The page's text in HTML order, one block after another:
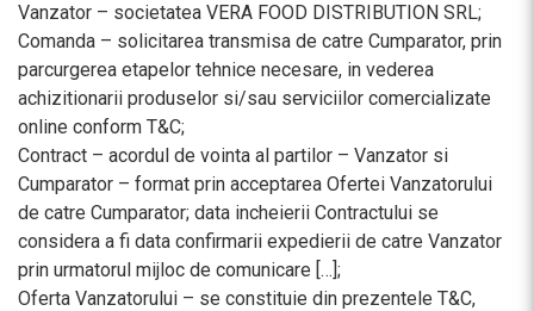
Vanzator – societatea VERA FOOD DISTRIBUTION SRL;
Comanda – solicitarea transmisa de catre Cumparator, prin
parcurgerea etapelor tehnice necesare, in vederea
achizitionarii produselor si/sau serviciilor comercializate
online conform T&C;
Contract – acordul de vointa al partilor – Vanzator si
Cumparator – format prin acceptarea Ofertei Vanzatorului
de catre Cumparator; data incheierii Contractului se
considera a fi data confirmarii expedierii de catre Vanzator
prin urmatorul mijloc de comunicare […];
Oferta Vanzatorului – se constituie din prezentele T&C,